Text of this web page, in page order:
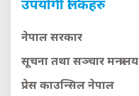
उपयोगी लिंकहरु
नेपाल सरकार
सूचना तथा सञ्चार मन्त्रालय
प्रेस काउन्सिल नेपाल